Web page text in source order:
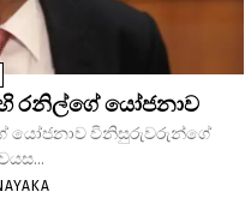
රනිල්ගේ යෝජනාව
යෝජනාව විනිසුරුවරුන්ගේ